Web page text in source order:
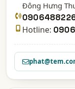
Đông Hưng
Hotline: